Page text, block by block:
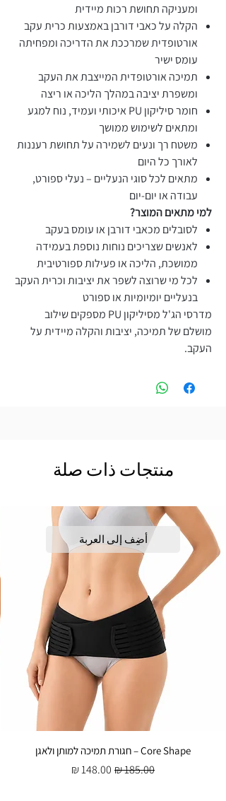
ומעניקה תחושת רכות מיידית
הקלה על כאבי דורבן באמצעות כרית עקב
אורטופדית שמרככת את הדריכה ומפחיתה
עומס ישיר
תמיכה אורטופדית המייצבת את העקב
ומשפרת יציבה במהלך הליכה או ריצה
חומר סיליקון PU איכותי ועמיד, נוח למגע
ומתאים לשימוש ממושך
משטח רך ונעים לשמירה על תחושת רעננות
לאורך כל היום
מתאים לכל סוגי הנעליים – נעלי ספורט,
עבודה או יום-יום
למי מתאים המוצר?
לסובלים מכאבי דורבן או עומס בעקב
לאנשים שצריכים נוחות נוספת בעמידה
ממושכת, הליכה או פעילות ספורטיבית
לכל מי שרוצה לשפר את יציבות וכרית העקב
בנעליים יומיומיות או ספורט
מדרסי הג'ל מסיליקון PU מספקים שילוב
מושלם של תמיכה, יציבות והקלה מיידית על
העקב.
منتجات ذات صلة
أضِف إلى العربة
Core Shape – חגורת תמיכה למותן ולאגן
سعر عاديسعر البيع